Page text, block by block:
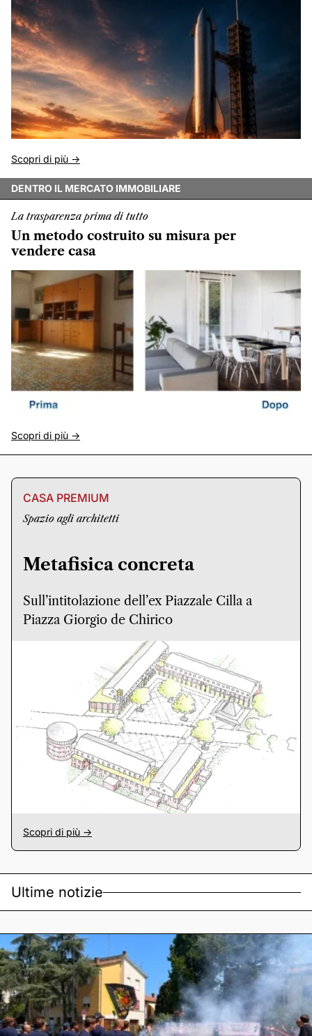
Scopri di più ->
DENTRO IL MERCATO IMMOBILIARE
La trasparenza prima di tutto
Un metodo costruito su misura per
vendere casa
Scopri di più ->
CASA PREMIUM
Spazio agli architetti
Metafisica concreta
Sull’intitolazione dell’ex Piazzale Cilla a
Piazza Giorgio de Chirico
Scopri di più ->
Ultime notizie